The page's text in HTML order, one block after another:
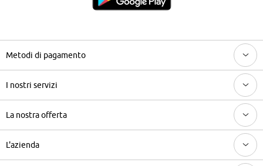
Metodi di pagamento
I nostri servizi
La nostra offerta
L'azienda